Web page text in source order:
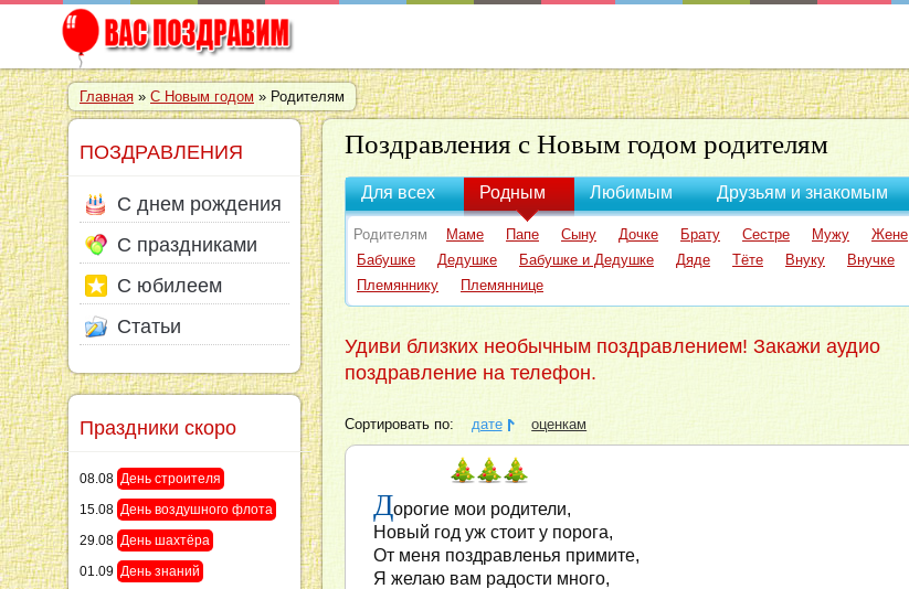
Главная » С Новым годом » Родителям
Поздравления с Новым годом родителям
Для всех Родным Любимым Друзьям и знакомым
Родителям Маме Папе Сыну Дочке Брату Сестре Мужу
Жене
Бабушке
Дедушке Бабушке и Дедушке Дяде Тёте Внуку
Внучке
Племяннику
Племяннице
Удиви близких необычным поздравлением! Закажи аудио
поздравление на телефон.
Сортировать по: дате оценкам
Дорогие мои родители,
Новый год уж стоит у порога,
От меня поздравленья примите,
Я желаю вам радости много,
ПОЗДРАВЛЕНИЯ
С днем рождения
С праздниками
С юбилеем
Статьи
Праздники скоро
08.08 День строителя
15.08 День воздушного флота
29.08 День шахтёра
01.09 День знаний